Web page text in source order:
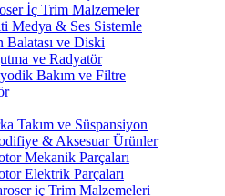
İç Trim Malzemeler
Medya & Ses Sistemle
Balatası ve Diski
ve Radyatör
Bakım ve Filtre
Takım ve Süspansiyon
& Aksesuar Ürünler
Mekanik Parçaları
Elektrik Parçaları
iç Trim Malzemeleri